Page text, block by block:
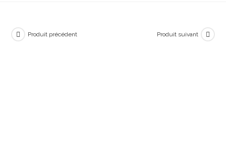
Produit précédent Produit suivant